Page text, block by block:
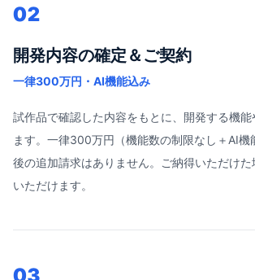
02
開発内容の確定＆ご契約
一律300万円・AI機能込み
試作品で確認した内容をもとに、開発する機能
ます。一律300万円（機能数の制限なし＋AI機
後の追加請求はありません。ご納得いただけ
いただけます。